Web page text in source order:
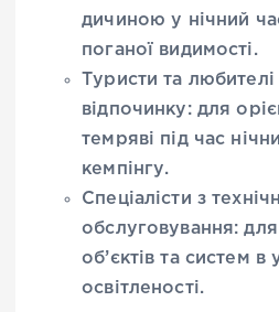
дичиною у нічний
поганої видимості.
Туристи та
відпочинку: для
темряві під час
кемпінгу.
Спеціалісти з
обслуговування:
об’єктів та систем в
освітленості.